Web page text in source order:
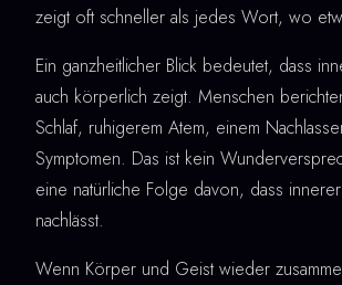
zeigt oft schneller als jedes Wort, wo
Ein ganzheitlicher Blick bedeutet, dass
auch körperlich zeigt. Menschen
Schlaf, ruhigerem Atem, einem
Symptomen. Das ist kein
eine natürliche Folge davon, dass
nachlässt.
Wenn Körper und Geist wieder